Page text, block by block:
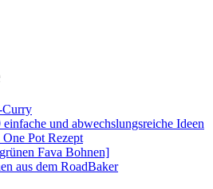
Curry
und abwechslungsreiche Ideen
Pot Rezept
Fava Bohnen]
aus dem RoadBaker